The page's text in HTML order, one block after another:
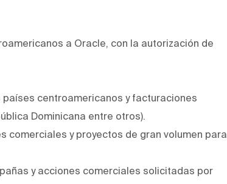
a Oracle, con la autorización de
centroamericanos y facturaciones
Dominicana entre otros).
comerciales y proyectos de gran volumen para
y acciones comerciales solicitadas por